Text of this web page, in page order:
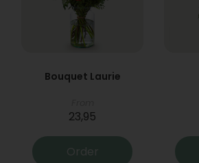
Bouquet Laurie
23,95
Order